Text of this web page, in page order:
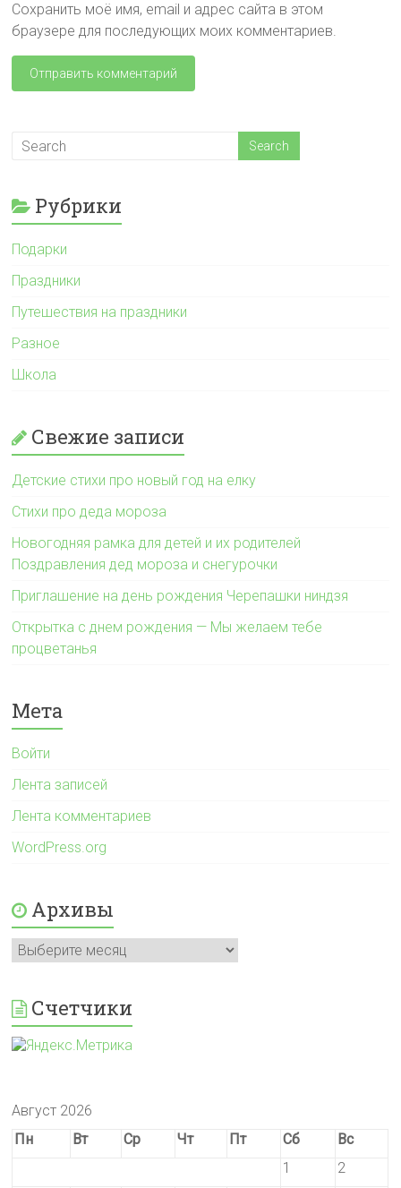
Сохранить моё имя, email и адрес сайта в этом
браузере для последующих моих комментариев.
Рубрики
Подарки
Праздники
Путешествия на праздники
Разное
Школа
Свежие записи
Детские стихи про новый год на елку
Стихи про деда мороза
Новогодняя рамка для детей и их родителей
Поздравления дед мороза и снегурочки
Приглашение на день рождения Черепашки ниндзя
Открытка с днем рождения — Мы желаем тебе
процветанья
Мета
Войти
Лента записей
Лента комментариев
WordPress.org
Архивы
Архивы
Счетчики
Август 2026
Пн
Вт Ср Чт Пт Сб
Вс
1
2